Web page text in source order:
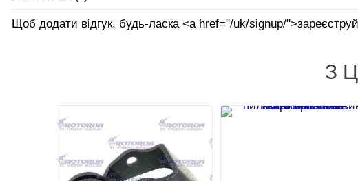
Щоб додати відгук, будь-ласка <а href="/uk/signup/
З